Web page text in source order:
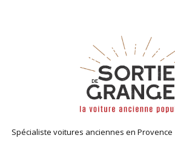
Spécialiste voitures anciennes en